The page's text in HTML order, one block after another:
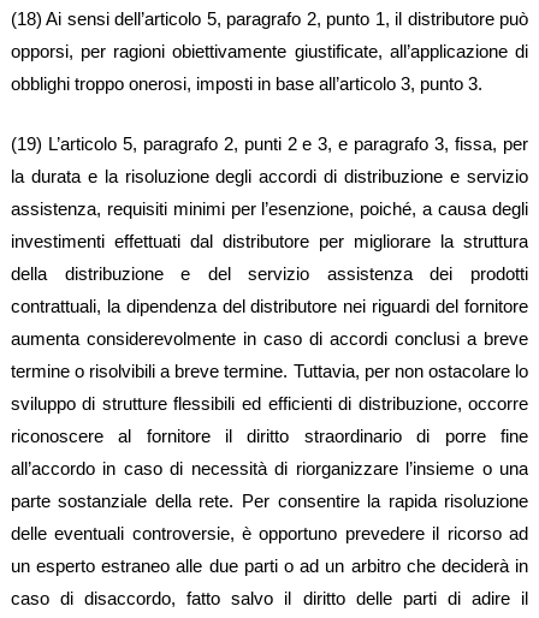
(18) Ai sensi dell’articolo 5, paragrafo 2, punto 1, il distributore può
opporsi, per ragioni obiettivamente giustificate, all’applicazione di
obblighi troppo onerosi, imposti in base all’articolo 3, punto 3.
(19) L’articolo 5, paragrafo 2, punti 2 e 3, e paragrafo 3, fissa, per
la durata e la risoluzione degli accordi di distribuzione e servizio
assistenza, requisiti minimi per l’esenzione, poiché, a causa degli
investimenti effettuati dal distributore per migliorare la struttura
della distribuzione e del servizio assistenza dei prodotti
contrattuali, la dipendenza del distributore nei riguardi del fornitore
aumenta considerevolmente in caso di accordi conclusi a breve
termine o risolvibili a breve termine. Tuttavia, per non ostacolare lo
sviluppo di strutture flessibili ed efficienti di distribuzione, occorre
riconoscere al fornitore il diritto straordinario di porre fine
all’accordo in caso di necessità di riorganizzare l’insieme o una
parte sostanziale della rete. Per consentire la rapida risoluzione
delle eventuali controversie, è opportuno prevedere il ricorso ad
un esperto estraneo alle due parti o ad un arbitro che deciderà in
caso di disaccordo, fatto salvo il diritto delle parti di adire il